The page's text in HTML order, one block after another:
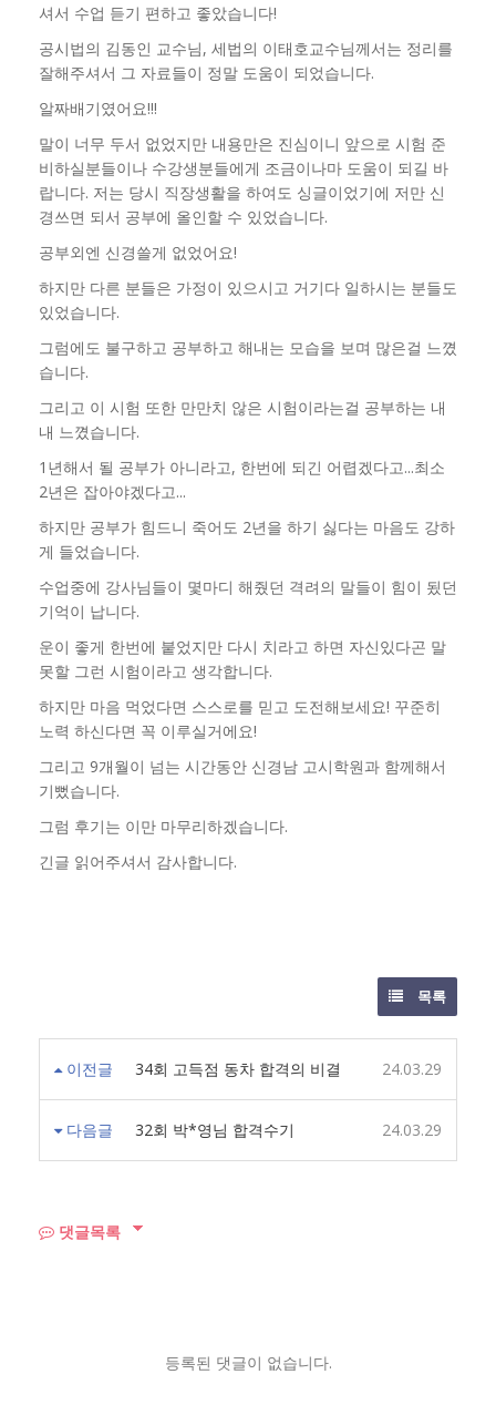
셔서 수업 듣기 편하고 좋았습니다!
공시법의 김동인 교수님, 세법의 이태호교수님께서는 정리를
잘해주셔서 그 자료들이 정말 도움이 되었습니다.
알짜배기였어요!!!
말이 너무 두서 없었지만 내용만은 진심이니 앞으로 시험 준
비하실분들이나 수강생분들에게 조금이나마 도움이 되길 바
랍니다. 저는 당시 직장생활을 하여도 싱글이었기에 저만 신
경쓰면 되서 공부에 올인할 수 있었습니다.
공부외엔 신경쓸게 없었어요!
하지만 다른 분들은 가정이 있으시고 거기다 일하시는 분들도
있었습니다.
그럼에도 불구하고 공부하고 해내는 모습을 보며 많은걸 느꼈
습니다.
그리고 이 시험 또한 만만치 않은 시험이라는걸 공부하는 내
내 느꼈습니다.
1년해서 될 공부가 아니라고, 한번에 되긴 어렵겠다고...최소
2년은 잡아야겠다고...
하지만 공부가 힘드니 죽어도 2년을 하기 싫다는 마음도 강하
게 들었습니다.
수업중에 강사님들이 몇마디 해줬던 격려의 말들이 힘이 됬던
기억이 납니다.
운이 좋게 한번에 붙었지만 다시 치라고 하면 자신있다곤 말
못할 그런 시험이라고 생각합니다.
하지만 마음 먹었다면 스스로를 믿고 도전해보세요! 꾸준히
노력 하신다면 꼭 이루실거에요!
그리고 9개월이 넘는 시간동안 신경남 고시학원과 함께해서
기뻤습니다.
그럼 후기는 이만 마무리하겠습니다.
긴글 읽어주셔서 감사합니다.
목록
이전글 34회 고득점 동차 합격의 비결 24.03.29
다음글 32회 박*영님 합격수기 24.03.29
댓글목록
등록된 댓글이 없습니다.